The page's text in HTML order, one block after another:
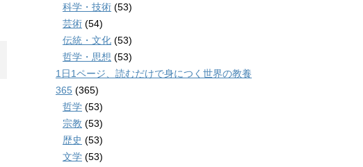
科学・技術 (53)
芸術 (54)
伝統・文化 (53)
哲学・思想 (53)
1日1ページ、読むだけで身につく世界の教養
365 (365)
哲学 (53)
宗教 (53)
歴史 (53)
文学 (53)